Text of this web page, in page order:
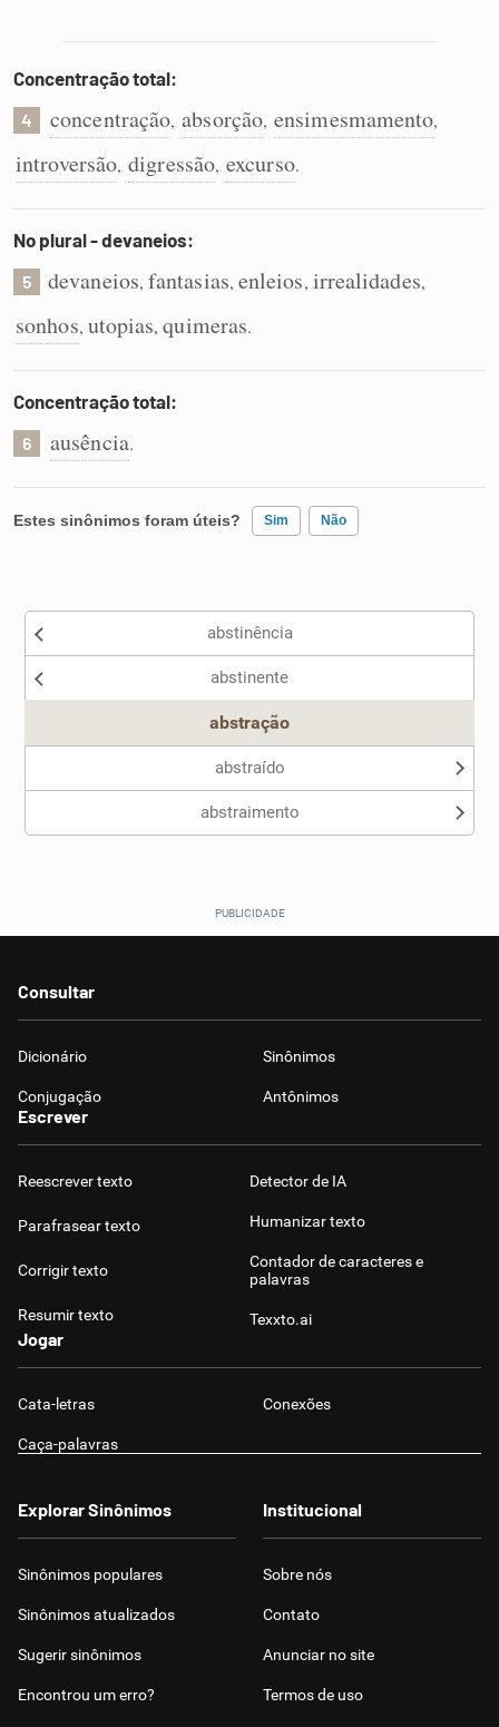
Concentração total:
4 concentração, absorção, ensimesmamento,
introversão, digressão, excurso.
No plural - devaneios:
5 devaneios, fantasias, enleios, irrealidades,
sonhos, utopias,quimeras.
Concentração total:
6 ausência.
Estes sinônimos foram úteis? Sim Não
Nenhum dos sinônimos apresentados me ajudou
abstinência
abstinente
abstração
abstraído
abstraimento
Consultar
Dicionário Sinônimos
Conjugação Antônimos
Escrever
Reescrever texto
Parafrasear texto
Corrigir texto
Resumir texto
Detector de IA
Humanizar texto
Contador de caracteres e
palavras
Texxto.ai
Jogar
Cata-letras Conexões
Caça-palavras
Explorar Sinônimos
Sinônimos populares
Sinônimos atualizados
Sugerir sinônimos
Encontrou um erro?
Institucional
Sobre nós
Contato
Anunciar no site
Termos de uso